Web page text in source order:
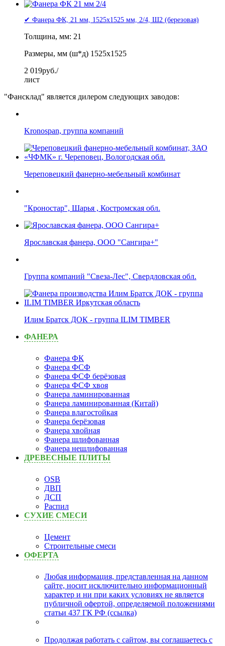
✔ Фанера ФК, 21 мм, 1525x1525 мм, 2/4, Ш2 (березовая)
Толщина, мм: 21
Размеры, мм (ш*д) 1525x1525
2 019руб./
лист
"Фансклад" является дилером следующих заводов:
Kronospan, группа компаний
Череповецкий фанерно-мебельный комбинат
"Кроностар", Шарья , Костромская обл.
Ярославская фанера, ООО "Сангира+"
Группа компаний "Свеза-Лес", Свердловская обл.
Илим Братск ДОК - группа ILIM TIMBER
ФАНЕРА
Фанера ФК
Фанера ФСФ
Фанера ФСФ берёзовая
Фанера ФСФ хвоя
Фанера ламинированная
Фанера ламинированная (Китай)
Фанера влагостойкая
Фанера берёзовая
Фанера хвойная
Фанера шлифованная
Фанера нешлифованная
ДРЕВЕСНЫЕ ПЛИТЫ
OSB
ДВП
ДСП
Распил
СУХИЕ СМЕСИ
Цемент
Строительные смеси
ОФЕРТА
Любая информация, представленная на данном
сайте, носит исключительно информационный
характер и ни при каких условиях не является
публичной офертой, определяемой положениями
статьи 437 ГК РФ (ссылка)
Продолжая работать с сайтом, вы соглашаетесь с